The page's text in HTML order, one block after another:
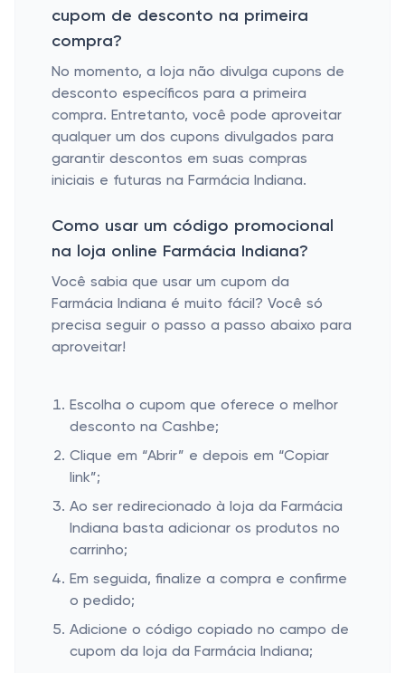
cupom de desconto na primeira
compra?
No momento, a loja não divulga cupons de
desconto específicos para a primeira
compra. Entretanto, você pode aproveitar
qualquer um dos cupons divulgados para
garantir descontos em suas compras
iniciais e futuras na Farmácia Indiana.
Como usar um código promocional
na loja online Farmácia Indiana?
Você sabia que usar um cupom da
Farmácia Indiana é muito fácil? Você só
precisa seguir o passo a passo abaixo para
aproveitar!
Escolha o cupom que oferece o melhor
desconto na Cashbe;
Clique em “Abrir” e depois em “Copiar
link”;
Ao ser redirecionado à loja da Farmácia
Indiana basta adicionar os produtos no
carrinho;
Em seguida, finalize a compra e confirme
o pedido;
Adicione o código copiado no campo de
cupom da loja da Farmácia Indiana;